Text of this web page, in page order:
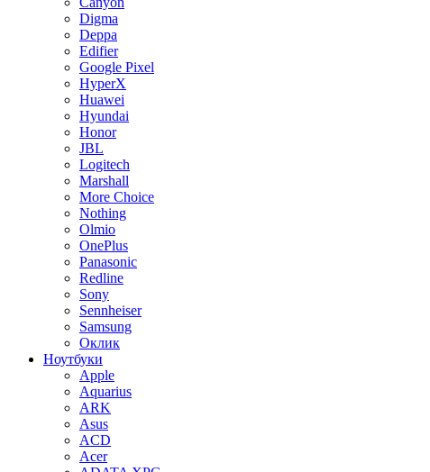
Digma
Deppa
Edifier
Google Pixel
HyperX
Huawei
Hyundai
Honor
JBL
Logitech
Marshall
More Choice
Nothing
Olmio
OnePlus
Panasonic
Redline
Sony
Sennheiser
Samsung
Оклик
Ноутбуки
Apple
Aquarius
ARK
Asus
ACD
Acer